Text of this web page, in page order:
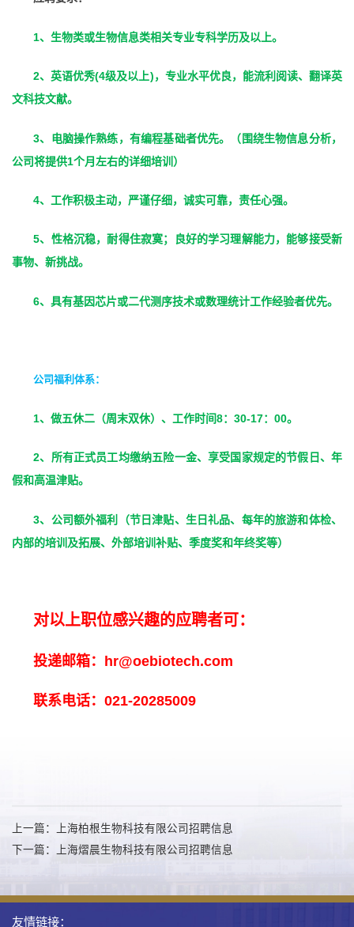
1、生物类或生物信息类相关专业专科学历及以上。
2、英语优秀(4级及以上) ，专业水平优良，能流利阅读、翻译英
文科技文献。
3、电脑操作熟练，有编程基础者优先。（围绕生物信息分析，
公司将提供1个月左右的详细培训）
4、工作积极主动，严谨仔细，诚实可靠，责任心强。
5、性格沉稳，耐得住寂寞；良好的学习理解能力，能够接受新
事物、新挑战。
6、具有基因芯片或二代测序技术或数理统计工作经验者优先。
公司福利体系：
1、做五休二（周末双休）、工作时间8：30-17：00。
2、所有正式员工均缴纳五险一金、享受国家规定的节假日、年
假和高温津贴。
3、公司额外福利（节日津贴、生日礼品、每年的旅游和体检、
内部的培训及拓展、外部培训补贴、季度奖和年终奖等）
对以上职位感兴趣的应聘者可：
投递邮箱： hr@oebiotech.com
联系电话：021-20285009
上一篇：上海柏根生物科技有限公司招聘信息
下一篇：上海熠晨生物科技有限公司招聘信息
友情链接：